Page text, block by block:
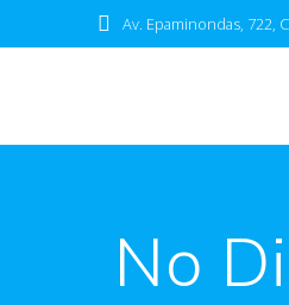
Av. Epaminondas, 722,
No